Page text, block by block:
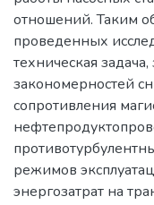
отношений. Таким
проведенных
техническая
закономерностей
сопротивления
режимов
энергозатрат на